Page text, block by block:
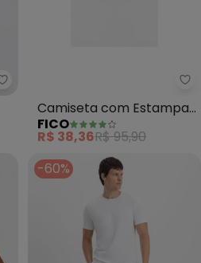
Essendi - Camiseta Masculina
Camiseta com Estampa
em Algodão Penteado
(Branco)
FICO
R$ 38,36R$ 95,90
-60%